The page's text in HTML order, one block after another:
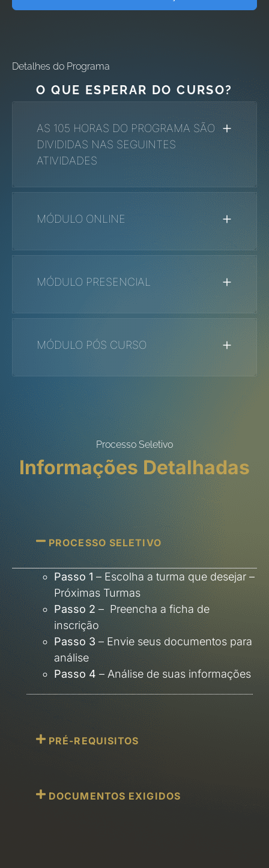
Detalhes do Programa
O QUE ESPERAR DO CURSO?
AS 105 HORAS DO PROGRAMA SÃO
DIVIDIDAS NAS SEGUINTES
ATIVIDADES
MÓDULO ONLINE
MÓDULO PRESENCIAL
MÓDULO PÓS CURSO
Processo Seletivo
Informações Detalhadas
PROCESSO SELETIVO
Passo 1– Escolha a turma que desejar –
Próximas Turmas
Passo 2 – Preencha a ficha de
inscrição
Passo 3 – Envie seus documentos para
análise
Passo 4 – Análise de suas informações
PRÉ-REQUISITOS
DOCUMENTOS EXIGIDOS